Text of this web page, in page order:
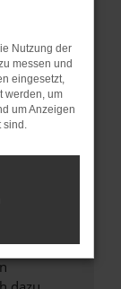
einem
dein
Stand
Nutzung der
messen und
eingesetzt,
werden, um
um Anzeigen
sind.